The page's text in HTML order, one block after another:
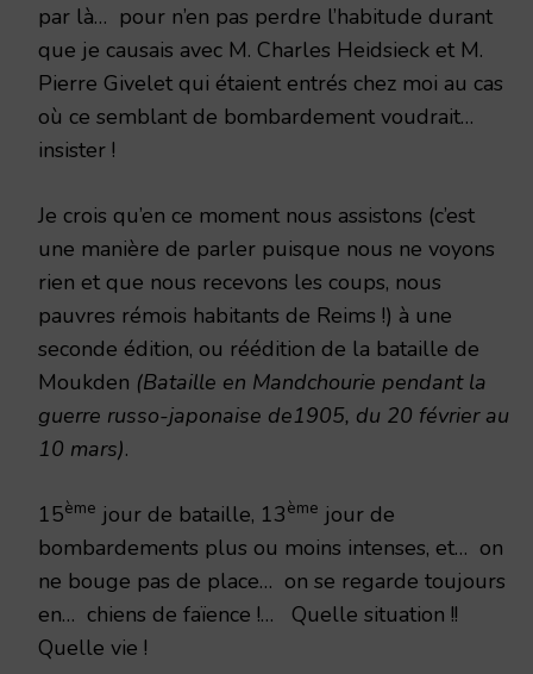
par là… pour n’en pas perdre l’habitude durant
que je causais avec M. Charles Heidsieck et M.
Pierre Givelet qui étaient entrés chez moi au cas
où ce semblant de bombardement voudrait…
insister !
Je crois qu’en ce moment nous assistons (c’est
une manière de parler puisque nous ne voyons
rien et que nous recevons les coups, nous
pauvres rémois habitants de Reims !) à une
seconde édition, ou réédition de la bataille de
Moukden (Bataille en Mandchourie pendant la
guerre russo-japonaise de1905, du 20 février au
10 mars).
15ème jour de bataille, 13ème jour de
bombardements plus ou moins intenses, et… on
ne bouge pas de place… on se regarde toujours
en… chiens de faïence !… Quelle situation !!
Quelle vie !